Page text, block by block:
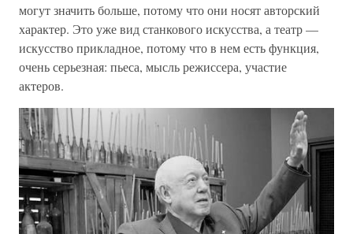
могут значить больше, потому что они носят авторский
характер. Это уже вид станкового искусства, а театр —
искусство прикладное, потому что в нем есть функция,
очень серьезная: пьеса, мысль режиссера, участие
актеров.